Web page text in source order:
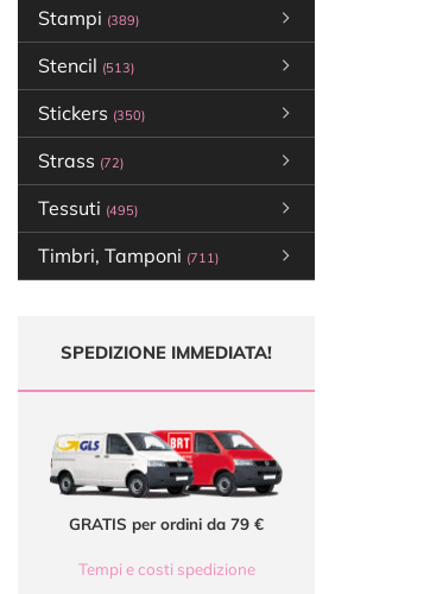
Stampi (389)
Stencil (513)
Stickers (350)
Strass (72)
Tessuti (495)
Timbri, Tamponi (711)
SPEDIZIONE IMMEDIATA!
GRATIS per ordini da 79 €
Tempi e costi spedizione